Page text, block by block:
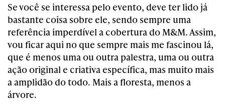
Se você se interessa pelo evento, deve ter lido já
bastante coisa sobre ele, sendo sempre uma
referência imperdível a cobertura do M&M. Assim,
vou ficar aqui no que sempre mais me fascinou lá,
que é menos uma ou outra palestra, uma ou outra
ação original e criativa específica, mas muito mais
a amplidão do todo. Mais a floresta, menos a
árvore.